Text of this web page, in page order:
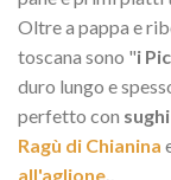
Oltre a pappa e
toscana sono "i
duro lungo e
perfetto con
Ragù di Chianina
all'aglione..